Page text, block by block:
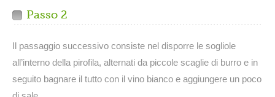
Passo 2
Il passaggio successivo consiste nel disporre le sogliole
all’interno della pirofila, alternati da piccole scaglie di burro e in
seguito bagnare il tutto con il vino bianco e aggiungere un poco